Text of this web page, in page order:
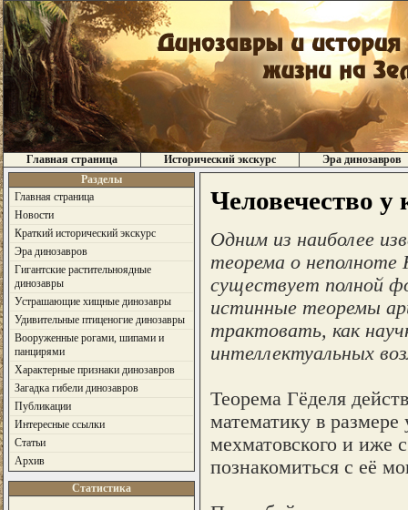
Главная страница Исторический экскурс
Эра динозавров
Разделы
Главная страница
Новости
Краткий исторический экскурс
Эра динозавров
Гигантские растительноядные
динозавры
Устрашающие хищные динозавры
Удивительные птиценогие динозавры
Вооруженные рогами, шипами и
панцирями
Характерные признаки динозавров
Загадка гибели динозавров
Публикации
Интересные ссылки
Статьи
Архив
Статистика
Человечество у
Одним из наиболее
теорема о
существует полной
истинные теоремы
трактовать, как
интеллектуальных
Теорема Гёделя
математику в размере
мехматовского и иже
познакомиться с её